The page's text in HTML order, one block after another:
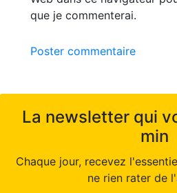
que je commenterai.
Poster commentaire
La newsletter qui
min
Chaque jour, recevez
ne rien rater de